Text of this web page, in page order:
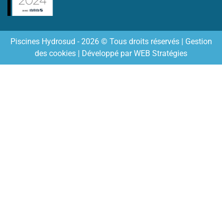
Piscines Hydrosud - 2026 © Tous droits réservés | Gestion
des cookies | Développé parWEB Stratégies